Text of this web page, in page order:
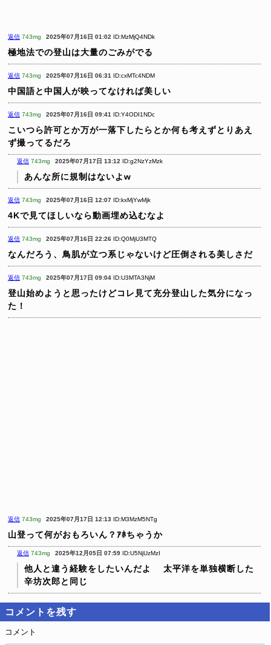
返信 743mg 2025年07月16日 01:02 ID:MzMjQ4NDk
極地法での登山は大量のごみがでる
返信 743mg 2025年07月16日 06:31 ID:cxMTc4NDM
中国語と中国人が映ってなければ美しい
返信 743mg 2025年07月16日 09:41 ID:Y4ODI1NDc
こいつら許可とか万が一落下したらとか何も考えずとりあえ
ず撮ってるだろ
返信 743mg 2025年07月17日 13:12 ID:g2NzYzMzk
あんな所に規制はないよw
返信 743mg 2025年07月16日 12:07 ID:kxMjYwMjk
4Kで見てほしいなら動画埋め込むなよ
返信 743mg 2025年07月16日 22:26 ID:Q0MjU3MTQ
なんだろう、鳥肌が立つ系じゃないけど圧倒される美しさだ
返信 743mg 2025年07月17日 09:04 ID:U3MTA3NjM
登山始めようと思ったけどコレ見て充分登山した気分になっ
た！
返信 743mg 2025年07月17日 12:13 ID:M3MzM5NTg
山登って何がおもろいん？ｱﾎちゃうか
返信 743mg 2025年12月05日 07:59 ID:U5NjUzMzI
他人と違う経験をしたいんだよ
太平洋を単独横断した
辛坊次郎と同じ
コメントを残す
コメント